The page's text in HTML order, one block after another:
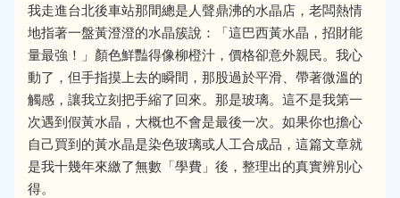
我走進台北後車站那間總是人聲鼎沸的水晶店，老闆熱情
地指著一盤黃澄澄的水晶簇說：「這巴西黃水晶，招財能
量最強！」顏色鮮豔得像柳橙汁，價格卻意外親民。我心
動了，但手指摸上去的瞬間，那股過於平滑、帶著微溫的
觸感，讓我立刻把手縮了回來。那是玻璃。這不是我第一
次遇到假黃水晶，大概也不會是最後一次。如果你也擔心
自己買到的黃水晶是染色玻璃或人工合成品，這篇文章就
是我十幾年來繳了無數「學費」後，整理出的真實辨別心
得。